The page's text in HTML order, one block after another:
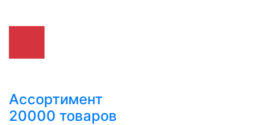
Ассортимент
20000 товаров